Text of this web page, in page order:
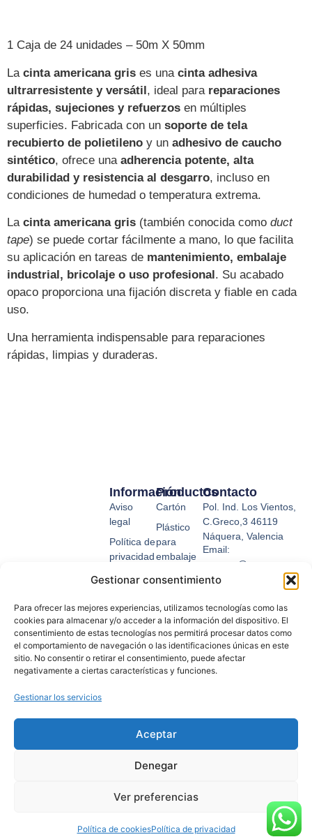
Gestionar consentimiento
Para ofrecer las mejores experiencias, utilizamos tecnologías como las
cookies para almacenar y/o acceder a la información del dispositivo. El
consentimiento de estas tecnologías nos permitirá procesar datos como
el comportamiento de navegación o las identificaciones únicas en este
sitio. No consentir o retirar el consentimiento, puede afectar
negativamente a ciertas características y funciones.
Gestionar los servicios
Aceptar
Denegar
Ver preferencias
Política de cookiesPolítica de privacidad
1 Caja de 24 unidades – 50m X 50mm
La cinta americana gris es una cinta adhesiva
ultrarresistente y versátil, ideal para reparaciones
rápidas, sujeciones y refuerzos en múltiples
superficies. Fabricada con un soporte de tela
recubierto de polietileno y un adhesivo de caucho
sintético, ofrece una adherencia potente, alta
durabilidad y resistencia al desgarro, incluso en
condiciones de humedad o temperatura extrema.
La cinta americana gris (también conocida como duct
tape) se puede cortar fácilmente a mano, lo que facilita
su aplicación en tareas de mantenimiento, embalaje
industrial, bricolaje o uso profesional . Su acabado
opaco proporciona una fijación discreta y fiable en cada
uso.
Una herramienta indispensable para reparaciones
rápidas, limpias y duraderas.
Productos
Cartón
Plástico
para
embalaje
Fleje
protección
Cinta
adhesiva
Información
Aviso
legal
Política de
privacidad
Condiciones
Política de
cookies
Formas
de pago
Descarga
nuestro
Contacto
Pol. Ind. Los Vientos,
C.Greco,3 46119
Náquera, Valencia
Email:
suemsa@suemsa.com
Tel: 963 656 360
2025 © Suemsa, todos los derechos reservados